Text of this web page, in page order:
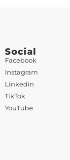
Social
Facebook
Instagram
Linkedin
TikTok
YouTube